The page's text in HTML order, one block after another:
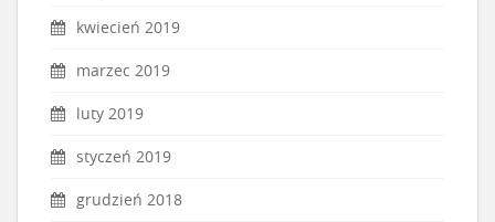
kwiecień 2019
marzec 2019
luty 2019
styczeń 2019
grudzień 2018